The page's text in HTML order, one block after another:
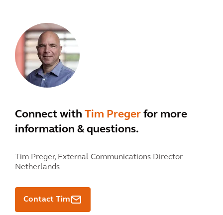
Connect with Tim Preger for more
information & questions.
Tim Preger, External Communications Director
Netherlands
Contact Tim